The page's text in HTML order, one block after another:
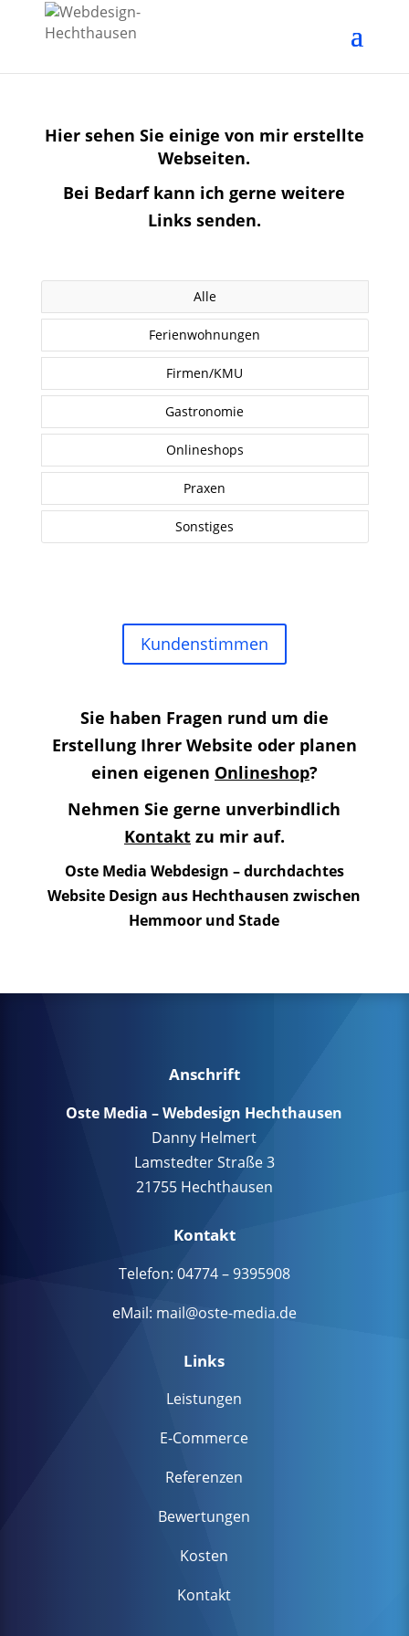
Hier sehen Sie einige von mir erstellte
Webseiten.
Bei Bedarf kann ich gerne weitere
Links senden.
Alle
Ferienwohnungen
Firmen/KMU
Gastronomie
Onlineshops
Praxen
Sonstiges
Kundenstimmen
Sie haben Fragen rund um die
Erstellung Ihrer Website oder planen
einen eigenen Onlineshop?
Nehmen Sie gerne unverbindlich
Kontaktzu mir auf.
Oste Media Webdesign – durchdachtes
Website Design aus Hechthausen zwischen
Hemmoor und Stade
Anschrift
Oste Media – Webdesign Hechthausen
Danny Helmert
Lamstedter Straße 3
21755 Hechthausen
Kontakt
Telefon: 04774 – 9395908
eMail: mail@oste-media.de
Links
Leistungen
E-Commerce
Referenzen
Bewertungen
Kosten
Kontakt